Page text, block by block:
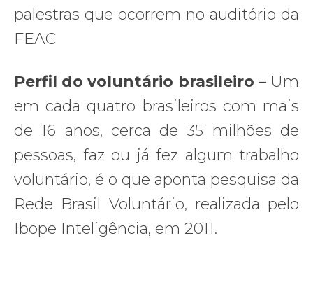
palestras que ocorrem no auditório da
FEAC
Perfil do voluntário brasileiro –Um
em cada quatro brasileiros com mais
de 16 anos, cerca de 35 milhões de
pessoas, faz ou já fez algum trabalho
voluntário, é o que aponta pesquisa da
Rede Brasil Voluntário, realizada pelo
Ibope Inteligência, em 2011.